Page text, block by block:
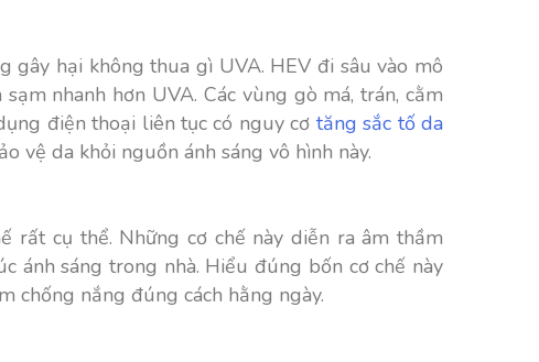
gây hại không thua gì UVA. HEV đi sâu vào mô
nhanh hơn UVA. Các vùng gò má, trán, cằm
điện thoại liên tục có nguy cơ tăng sắc tố da
vệ da khỏi nguồn ánh sáng vô hình này.
rất cụ thể. Những cơ chế này diễn ra âm thầm
ánh sáng trong nhà. Hiểu đúng bốn cơ chế này
chống nắng đúng cách hằng ngày.